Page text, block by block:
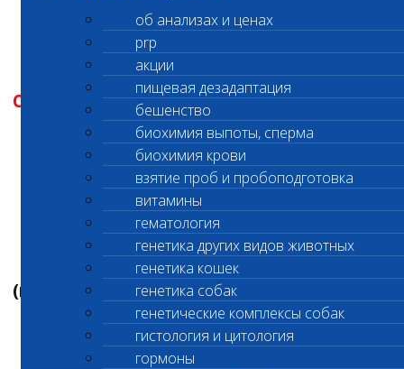
об анализах и ценах
prp
акции
пищевая дезадаптация
бешенство
биохимия выпоты, сперма
биохимия крови
взятие проб и пробоподготовка
витамины
гематология
генетика других видов животных
генетика кошек
генетика собак
генетические комплексы собак
гистология и цитология
гормоны
Уважаемые клиенты!
Санитарныедни лабораторииг.Люберцы
(ул. Юбилейная,д.8)
,15и 29 февраля
Время работыофисав остальные дни
с10:00 до21:00
(прием
и регистрацияанализов
20:00)